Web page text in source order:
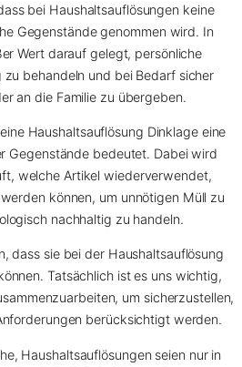
bei Haushaltsauflösungen keine
Gegenstände genommen wird. In
Wert darauf gelegt, persönliche
behandeln und bei Bedarf sicher
an die Familie zu übergeben.
Haushaltsauflösung Dinklage eine
Gegenstände bedeutet. Dabei wird
welche Artikel wiederverwendet,
können, um unnötigen Müll zu
nachhaltig zu handeln.
dass sie bei der Haushaltsauflösung
Tatsächlich ist es uns wichtig,
um sicherzustellen,
berücksichtigt werden.
Haushaltsauflösungen seien nur in